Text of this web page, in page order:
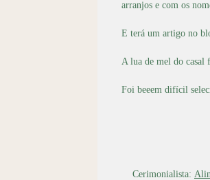
arranjos e com os
E terá um artigo no
A lua de mel do casal
Foi beeem difícil
Cerimonialista: